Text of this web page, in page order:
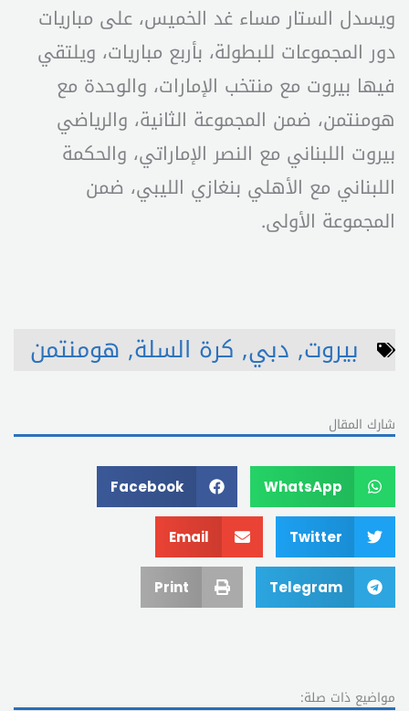
ويسدل الستار مساء غد الخميس، على مباريات
دور المجموعات للبطولة، بأربع مباريات، ويلتقي
فيها بيروت مع منتخب الإمارات، والوحدة مع
هومنتمن، ضمن المجموعة الثانية، والرياضي
بيروت اللبناني مع النصر الإماراتي، والحكمة
اللبناني مع الأهلي بنغازي الليبي، ضمن
المجموعة الأولى.
بيروت, دبي, كرة السلة, هومنتمن
شارك المقال
WhatsApp
Facebook
Twitter
Email
Telegram
Print
مواضيع ذات صلة: